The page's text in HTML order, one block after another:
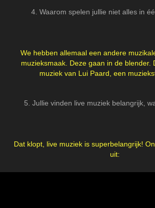
4. Waarom spelen jullie niet alles in
We hebben allemaal een andere
muzieksmaak. Deze gaan in de blender.
muziek van Lui Paard, een
5. Jullie vinden live muziek belangrijk,
Dat klopt, live muziek is superbelangrijk!
uit: